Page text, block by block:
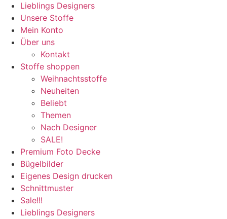
Lieblings Designers
Unsere Stoffe
Mein Konto
Über uns
Kontakt
Stoffe shoppen
Weihnachtsstoffe
Neuheiten
Beliebt
Themen
Nach Designer
SALE!
Premium Foto Decke
Bügelbilder
Eigenes Design drucken
Schnittmuster
Sale!!!
Lieblings Designers